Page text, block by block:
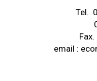
Tel.
email :